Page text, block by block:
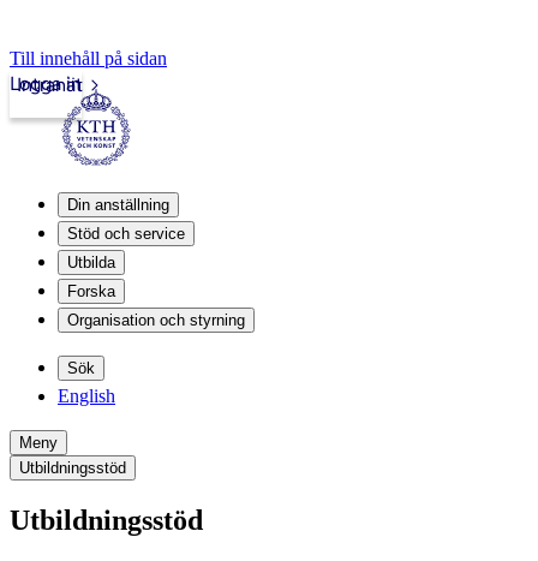
Till innehåll på sidan
Intranät
Logga in
Din anställning
Stöd och service
Utbilda
Forska
Organisation och styrning
Sök
English
Meny
Utbildningsstöd
Utbildningsstöd